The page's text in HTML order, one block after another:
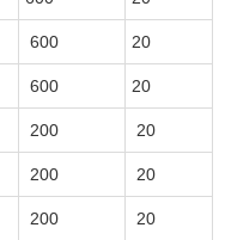
600 20
600 20
200 20
200 20
200 20